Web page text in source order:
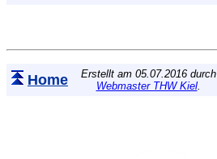
Home
Erstellt am 05.07.2016 durch
Webmaster THW Kiel.